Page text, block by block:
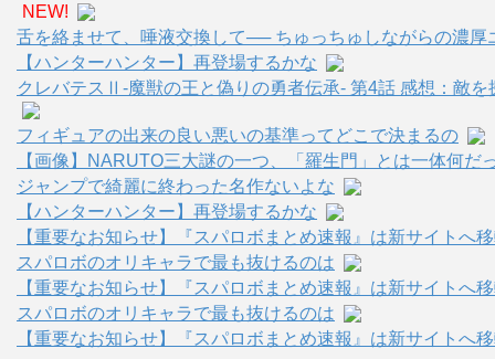
NEW!
舌を絡ませて、唾液交換して── ちゅっちゅしながらの濃厚
【ハンターハンター】再登場するかな
クレバテスⅡ-魔獣の王と偽りの勇者伝承- 第4話 感想：敵
フィギュアの出来の良い悪いの基準ってどこで決まるの
【画像】NARUTO三大謎の一つ、「羅生門」とは一体何だ
ジャンプで綺麗に終わった名作ないよな
【ハンターハンター】再登場するかな
【重要なお知らせ】『スパロボまとめ速報』は新サイトへ
スパロボのオリキャラで最も抜けるのは
【重要なお知らせ】『スパロボまとめ速報』は新サイトへ
スパロボのオリキャラで最も抜けるのは
【重要なお知らせ】『スパロボまとめ速報』は新サイトへ